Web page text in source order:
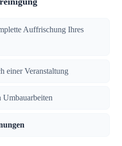
Auffrischung Ihres
einer Veranstaltung